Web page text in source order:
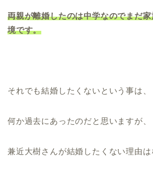
両親が離婚したのは中学なのでまだ
境です。
それでも結婚したくないという事は、
何か過去にあったのだと思いますが、
兼近大樹さんが結婚したくない理由は